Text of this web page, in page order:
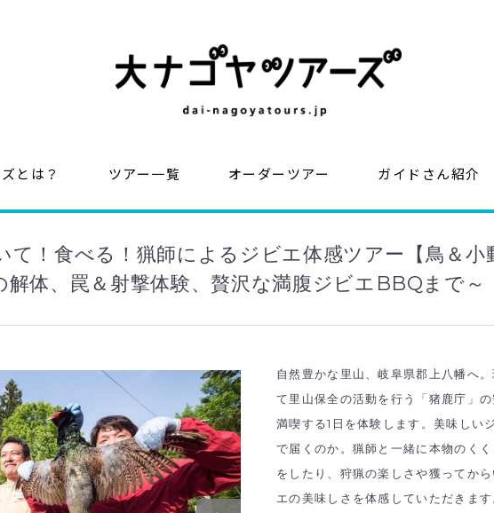
とは？ ツアー一覧 オーダーツアー ガイドさん紹介
て！食べる！猟師によるジビエ体感ツアー【鳥＆小
解体、罠＆射撃体験、贅沢な満腹ジビエBBQまで～
自然豊かな里山、岐阜県郡上八幡へ
て里山保全の活動を行う「猪鹿庁」
満喫する1日を体験します。美味しい
で届くのか。猟師と一緒に本物のく
をしたり、狩猟の楽しさや獲ってか
エの美味しさを体感していただきます